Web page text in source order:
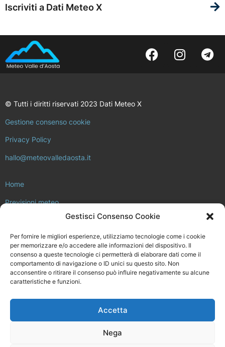
Gestisci Consenso Cookie
Per fornire le migliori esperienze, utilizziamo tecnologie come i cookie
per memorizzare e/o accedere alle informazioni del dispositivo. Il
consenso a queste tecnologie ci permetterà di elaborare dati come il
comportamento di navigazione o ID unici su questo sito. Non
acconsentire o ritirare il consenso può influire negativamente su alcune
caratteristiche e funzioni.
Accetta
Nega
Iscriviti a Dati Meteo X
© Tutti i diritti riservati 2023 Dati Meteo X
Gestione consenso cookie
Privacy Policy
hallo@meteovalledaosta.it
Home
Previsioni meteo
Approfondimenti meteo e clima
Consulta la rete di stazioni meteo
Il progetto Meteo Valle d’Aosta
Installa la tua stazione meteo
Meteovalledaosta.it non è in alcun modo legato a Regione Valle
d’Aosta, né ad ARPA Valle d’Aosta.